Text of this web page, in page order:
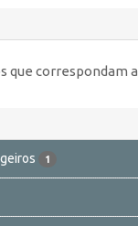
que correspondam a
1